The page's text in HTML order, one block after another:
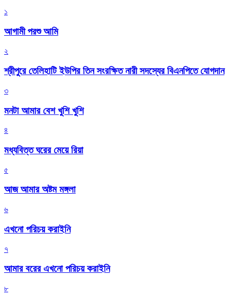
১
আগামী পরশু আমি
২
শ্রীপুরে তেলিহাটি ইউপির তিন সংরক্ষিত নারী সদস্যের বিএনপিতে যোগদান
৩
মনটা আমার বেশ খুশি খুশি
৪
মধ্যবিত্ত ঘরের মেয়ে রিয়া
৫
আজ আমার অষ্টম মঙ্গলা
৬
এখনো পরিচয় করাইনি
৭
আমার বরের এখনো পরিচয় করাইনি
৮